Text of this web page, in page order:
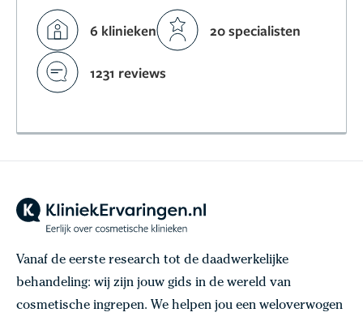
6 klinieken 20 specialisten
1231 reviews
Vanaf de eerste research tot de daadwerkelijke
behandeling: wij zijn jouw gids in de wereld van
cosmetische ingrepen. We helpen jou een weloverwogen